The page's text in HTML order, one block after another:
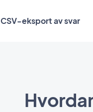
CSV-eksport av svar